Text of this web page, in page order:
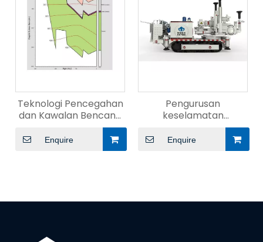
Teknologi Pencegahan
dan Kawalan Bencana
Enquire
Pengurusan
keselamatan
penggerudian arah
mendatar
Enquire